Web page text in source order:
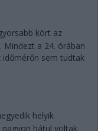
kört az
Mindezt a 24. órában
időmérőn sem tudtak
helyik
hátul voltak.